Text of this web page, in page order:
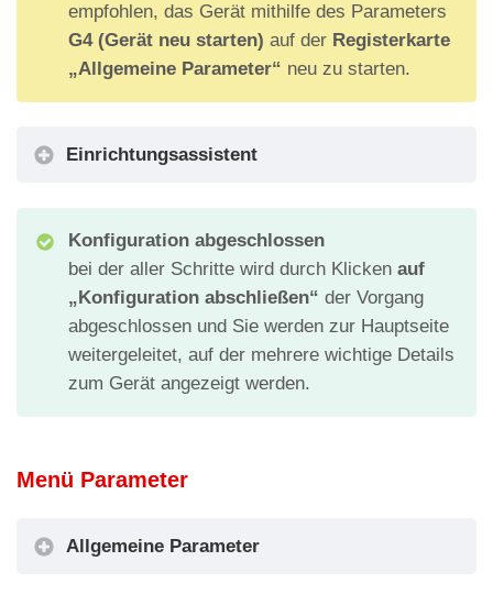
empfohlen, das Gerät mithilfe des Parameters
G4 (Gerät neu starten) auf der Registerkarte
„Allgemeine Parameter“ neu zu starten.
Einrichtungsassistent
Konfiguration abgeschlossen
bei der aller Schritte wird durch Klicken auf
„Konfiguration abschließen“ der Vorgang
abgeschlossen und Sie werden zur Hauptseite
weitergeleitet, auf der mehrere wichtige Details
zum Gerät angezeigt werden.
Menü Parameter
Allgemeine Parameter